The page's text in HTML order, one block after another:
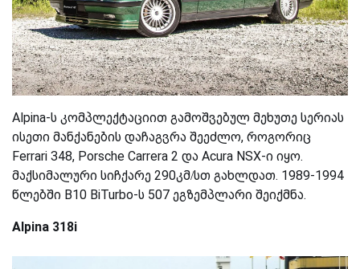
Alpina-ს კომპლექტაციით გამოშვებულ მეხუთე სერიას
ისეთი მანქანების დაჩაგვრა შეეძლო, როგორიც
Ferrari 348, Porsche Carrera 2 და Acura NSX-ი იყო.
მაქსიმალური სიჩქარე 290კმ/სთ გახლდათ. 1989-1994
წლებში B10 BiTurbo-ს 507 ეგზემპლარი შეიქმნა.
Alpina 318i